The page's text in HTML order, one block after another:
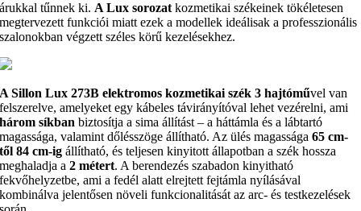
árukkal tűnnek ki. A Lux sorozat kozmetikai székeinek tökéletesen
megtervezett funkciói miatt ezek a modellek ideálisak a professzionális
szalonokban végzett széles körű kezelésekhez.
A Sillon Lux 273B elektromos kozmetikai szék 3 hajtóművel van
felszerelve, amelyeket egy kábeles távirányítóval lehet vezérelni, ami
három síkban biztosítja a sima állítást – a háttámla és a lábtartó
magassága, valamint dőlésszöge állítható. Az ülés magassága65 cm-
től 84 cm-ig állítható, és teljesen kinyitott állapotban a szék hossza
meghaladja a2 métert. A berendezés szabadon kinyitható
fekvőhelyzetbe, ami a fedél alatt elrejtett fejtámla nyílásával
kombinálva jelentősen növeli funkcionalitását az arc- és testkezelések